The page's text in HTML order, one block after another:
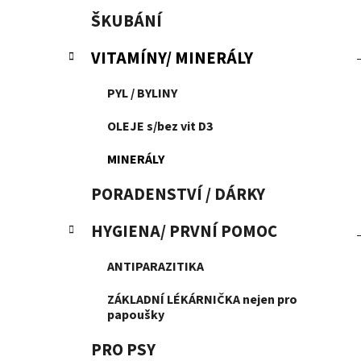
ŠKUBÁNÍ
VITAMÍNY/ MINERÁLY
PYL / BYLINY
OLEJE s/bez vit D3
MINERÁLY
PORADENSTVÍ / DÁRKY
HYGIENA/ PRVNÍ POMOC
ANTIPARAZITIKA
ZÁKLADNÍ LÉKÁRNIČKA nejen pro
papoušky
PRO PSY